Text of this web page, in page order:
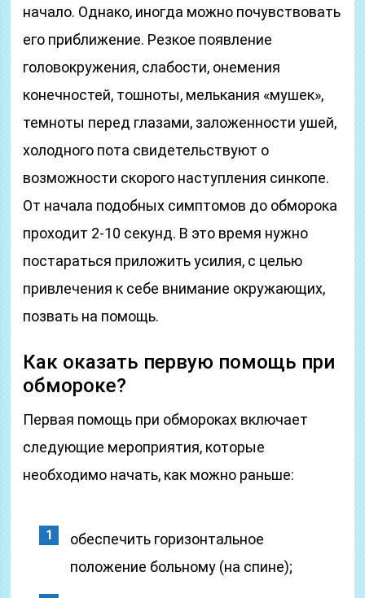
начало. Однако, иногда можно почувствовать
его приближение. Резкое появление
головокружения, слабости, онемения
конечностей, тошноты, мелькания «мушек»,
темноты перед глазами, заложенности ушей,
холодного пота свидетельствуют о
возможности скорого наступления синкопе.
От начала подобных симптомов до обморока
проходит 2-10 секунд. В это время нужно
постараться приложить усилия, с целью
привлечения к себе внимание окружающих,
позвать на помощь.
Как оказать первую помощь при
обмороке?
Первая помощь при обмороках включает
следующие мероприятия, которые
необходимо начать, как можно раньше:
обеспечить горизонтальное
положение больному (на спине);